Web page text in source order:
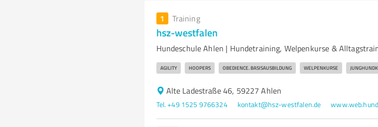
1 Training
hsz-westfalen
Hundeschule Ahlen | Hundetraining, Welpenkurse &
AGILITY HOOPERS OBEDIENCE. BASISAUSBILDUNG WELPENKURSE
Alte Ladestraße 46, 59227 Ahlen
Tel. +49 1525 9766324 kontakt@hsz-westfalen.de